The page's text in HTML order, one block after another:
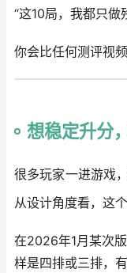
“这10局，我都只做
你会比任何测评视
想稳定升分
很多玩家一进游戏
从设计角度看，这
在2026年1月某次
样是四排或三排，